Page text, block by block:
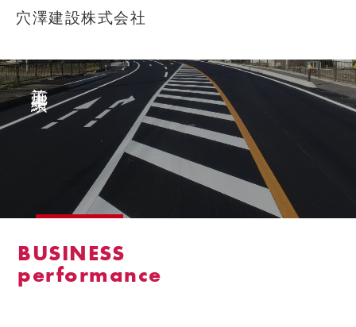
穴澤建設株式会社
施工実績
BUSINESS
performance